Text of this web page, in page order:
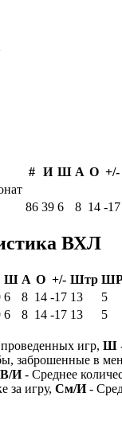
# И Ш А О +/-
86 39 6 8 14 -17
ВХЛ
Ш А О +/- Штр
6 8 14 -17 13 5
6 8 14 -17 13 5
игр, Ш
заброшенные в
И- Среднее
за игру, См/И-